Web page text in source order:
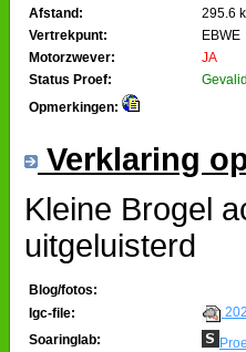
Afstand:
295.6
Vertrekpunt:
EBWE
Motorzwever:
JA
Status Proef:
Opmerkingen:
Verklaring
Kleine Brogel
uitgeluisterd
Blog/fotos:
Igc-file:
Soaringlab: